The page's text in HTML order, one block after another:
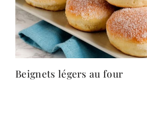
Beignets légers au four